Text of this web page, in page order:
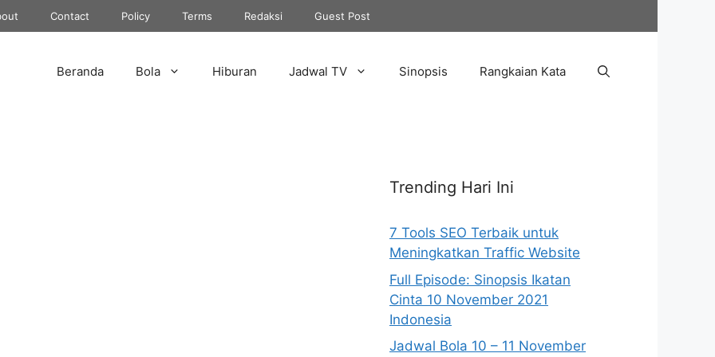
Contact Policy Terms Redaksi Guest Post
Beranda Bola Hiburan Jadwal TV Sinopsis Rangkaian Kata
Trending Hari Ini
7 Tools SEO Terbaik untuk
Meningkatkan Traffic Website
Full Episode: Sinopsis Ikatan
Cinta 10 November 2021
Indonesia
Jadwal Bola 10 – 11 November